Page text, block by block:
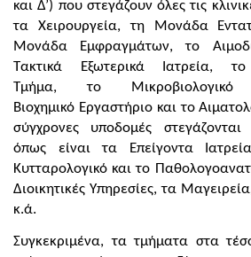
και Δ’) που στεγάζουν όλες τις
τα Χειρουργεία, τη Μονάδα
Μονάδα Εμφραγμάτων, το
Τακτικά Εξωτερικά Ιατρεία, το
Τμήμα, το Μικροβιολογικό
Βιοχημικό Εργαστήριο και το
σύγχρονες υποδομές
όπως είναι τα Επείγοντα
Κυτταρολογικό και το
Διοικητικές Υπηρεσίες, τα
κ.ά.
Συγκεκριμένα, τα τμήματα στα